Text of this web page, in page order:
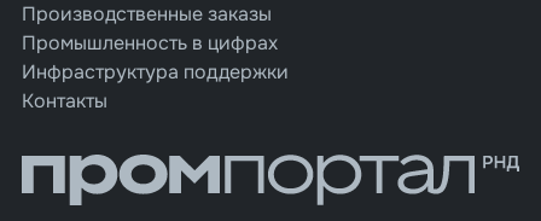
Производственные заказы
Промышленность в цифрах
Инфраструктура поддержки
Контакты